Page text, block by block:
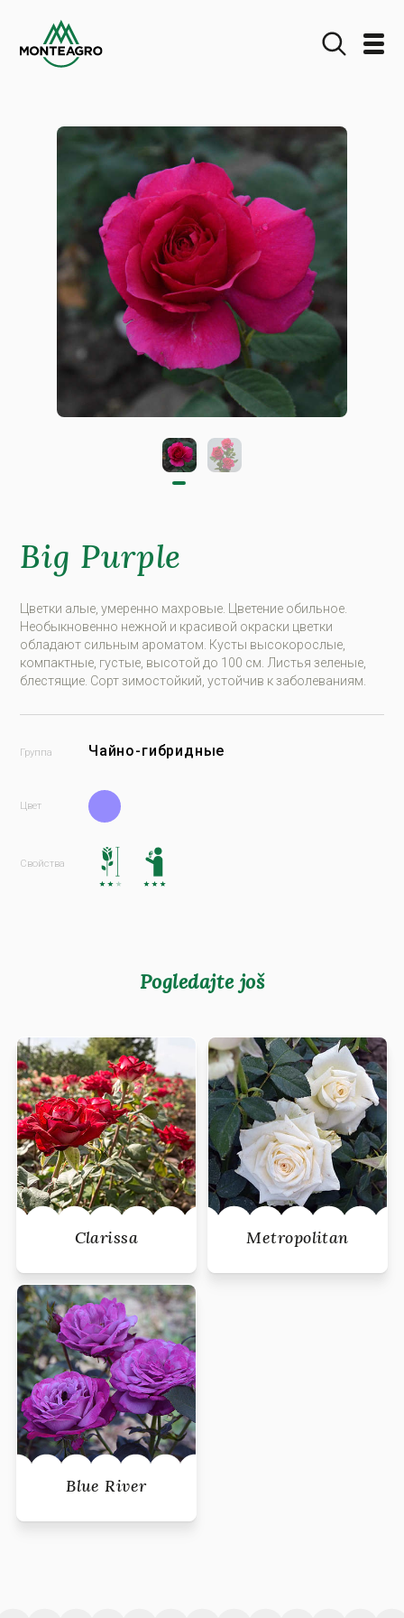
Big Purple
Цветки алые, умеренно махровые. Цветение обильное.
Необыкновенно нежной и красивой окраски цветки
обладают сильным ароматом. Кусты высокорослые,
компактные, густые, высотой до 100 см. Листья зеленые,
блестящие. Сорт зимостойкий, устойчив к заболеваниям.
Чайно-гибридные
Pogledajte još
Clarissa Metropolitan
Blue River